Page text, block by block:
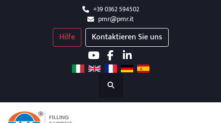
+39 0362 594502
pmr@pmr.it
Hilfe Kontaktieren Sie uns
youtube
facebook
linkedin
Suchen